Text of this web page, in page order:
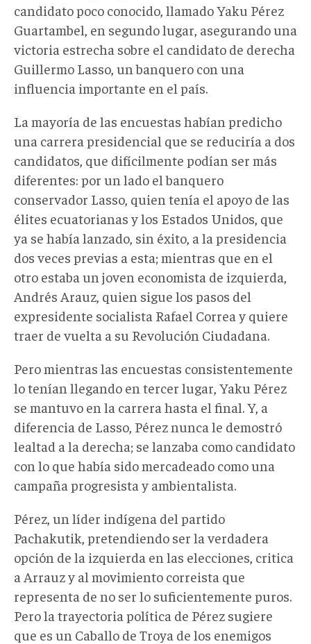
candidato poco conocido, llamado Yaku Pérez
Guartambel, en segundo lugar, asegurando una
victoria estrecha sobre el candidato de derecha
Guillermo Lasso, un banquero con una
influencia importante en el país.
La mayoría de las encuestas habían predicho
una carrera presidencial que se reduciría a dos
candidatos, que difícilmente podían ser más
diferentes: por un lado el banquero
conservador Lasso, quien tenía el apoyo de las
élites ecuatorianas y los Estados Unidos, que
ya se había lanzado, sin éxito, a la presidencia
dos veces previas a esta; mientras que en el
otro estaba un joven economista de izquierda,
Andrés Arauz, quien sigue los pasos del
expresidente socialista Rafael Correa y quiere
traer de vuelta a su Revolución Ciudadana.
Pero mientras las encuestas consistentemente
lo tenían llegando en tercer lugar, Yaku Pérez
se mantuvo en la carrera hasta el final. Y, a
diferencia de Lasso, Pérez nunca le demostró
lealtad a la derecha; se lanzaba como candidato
con lo que había sido mercadeado como una
campaña progresista y ambientalista.
Pérez, un líder indígena del partido
Pachakutik, pretendiendo ser la verdadera
opción de la izquierda en las elecciones, critica
a Arrauz y al movimiento correista que
representa de no ser lo suficientemente puros.
Pero la trayectoria política de Pérez sugiere
que es un Caballo de Troya de los enemigos